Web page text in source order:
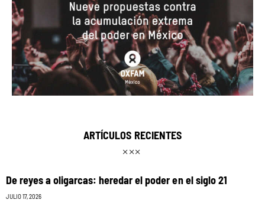
ARTÍCULOS RECIENTES
De reyes a oligarcas: heredar el poder en el siglo 21
JULIO 17, 2026